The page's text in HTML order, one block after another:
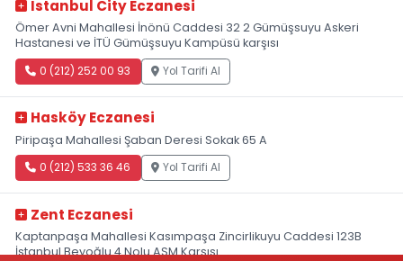
Istanbul City Eczanesi
Ömer Avni Mahallesi İnönü Caddesi 32 2 Gümüşsuyu Askeri
Hastanesi ve İTÜ Gümüşsuyu Kampüsü karşısı
0 (212) 252 00 93 Yol Tarifi Al
Hasköy Eczanesi
Piripaşa Mahallesi Şaban Deresi Sokak 65 A
0 (212) 533 36 46 Yol Tarifi Al
Zent Eczanesi
Kaptanpaşa Mahallesi Kasımpaşa Zincirlikuyu Caddesi 123B
İstanbul Beyoğlu 4 Nolu ASM Karşısı